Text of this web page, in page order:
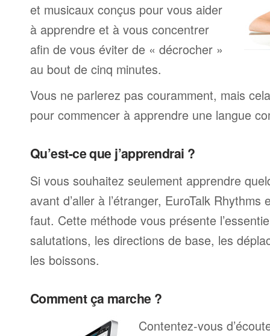
et musicaux conçus pour vous aider
à apprendre et à vous concentrer
afin de vous éviter de « décrocher »
au bout de cinq minutes.
Vous ne parlerez pas couramment, mais
pour commencer à apprendre une langue
Qu’est-ce que j’apprendrai ?
Si vous souhaitez seulement apprendre
avant d’aller à l’étranger, EuroTalk Rhythms
faut. Cette méthode vous présente
salutations, les directions de base, les
les boissons.
Comment ça marche ?
Contentez-vous